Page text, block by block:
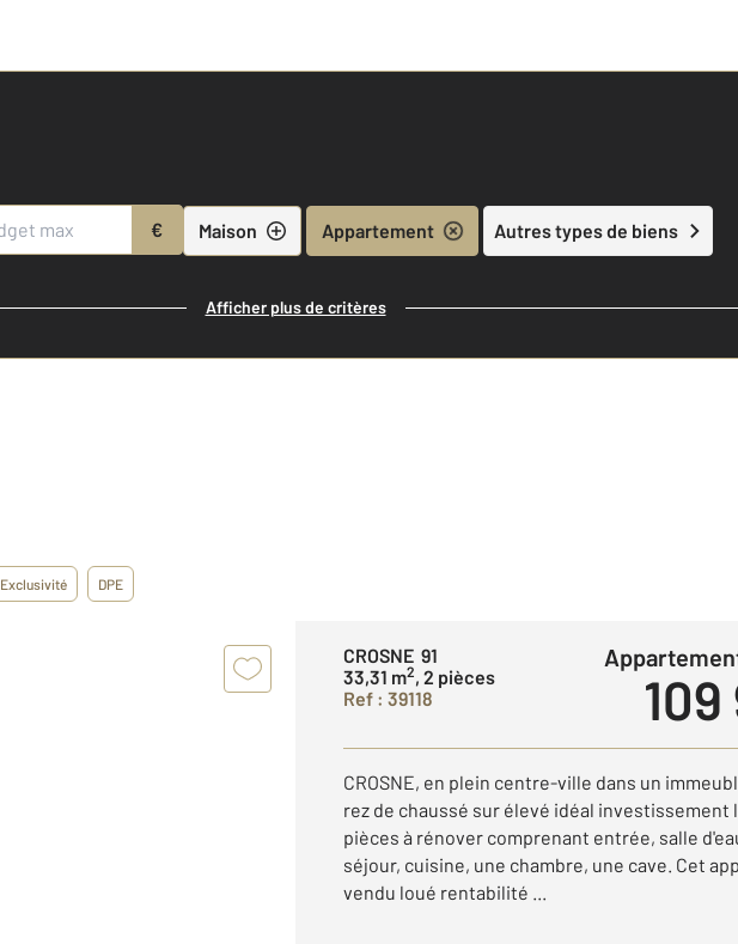
€ Maison Appartement Autres types de biens
Afficher plus de critères
Exclusivité DPE
CROSNE 91
33,31 m2, 2 pièces
Ref : 39118
CROSNE, en plein centre-ville dans un
rez de chaussé sur élevé idéal investissement
pièces à rénover comprenant entrée, salle
séjour, cuisine, une chambre, une cave. Cet
vendu loué rentabilité ...